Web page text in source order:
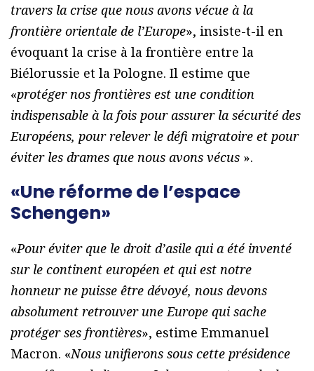
travers la crise que nous avons vécue à la
frontière orientale de l’Europe», insiste-t-il en
évoquant la crise à la frontière entre la
Biélorussie et la Pologne. Il estime que
«protéger nos frontières est une condition
indispensable à la fois pour assurer la sécurité des
Européens, pour relever le défi migratoire et pour
éviter les drames que nous avons vécus ».
«Une réforme de l’espace
Schengen»
«Pour éviter que le droit d’asile qui a été inventé
sur le continent européen et qui est notre
honneur ne puisse être dévoyé, nous devons
absolument retrouver une Europe qui sache
protéger ses frontières», estime Emmanuel
Macron. «Nous unifierons sous cette présidence